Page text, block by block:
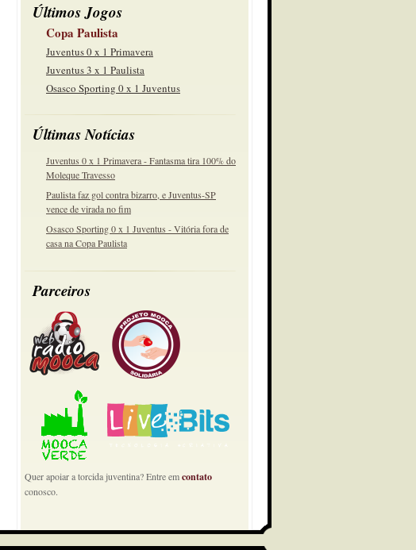
Últimos Jogos
Copa Paulista
Juventus 0 x 1 Primavera
Juventus 3 x 1 Paulista
Osasco Sporting 0 x 1 Juventus
Últimas Notícias
Juventus 0 x 1 Primavera - Fantasma tira 100% do
Moleque Travesso
Paulista faz gol contra bizarro, e Juventus-SP
vence de virada no fim
Osasco Sporting 0 x 1 Juventus - Vitória fora de
casa na Copa Paulista
Parceiros
Quer apoiar a torcida juventina? Entre emcontato
conosco.